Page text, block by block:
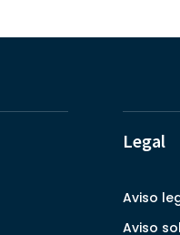
Legal
Aviso
Aviso